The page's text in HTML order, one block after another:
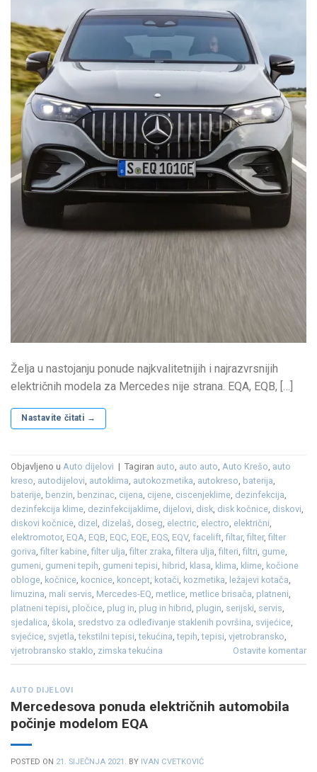
Želja u nastojanju ponude najkvalitetnijih i najrazvrsnijih
električnih modela za Mercedes nije strana. EQA, EQB, […]
Nastavite čitati →
Objavljeno u Auto dijelovi | Tagiran auto, auto auto, Auto Krešo, auto
kreso, autodijelovi, autoklima, autokozmetika, autokreso, baterija,
baterije, benzin, benzinac, cijena, cijene, ciscenjeklime, dezinfekcija,
dezinfekcija klime, dezinfekcijaklime, dijelovi, disk, disk kočnice, diskovi,
diskovi kočnice, dizel , dizelaš, doseg, electric, electro, električni,
elektromotor, EQA, EQB, EQC, EQE, EQS, EQV, facelift,filtar,filter,filter
goriva,filter kabine,filter ulja,filter zraka,filtera ulja,filteri,filtri, gume,
gumeni, gumeni tepih, gumeni tepisi, hibrid, klasa, klima, klime, kočione
obloge, kočnice, kocnice, koncept, kotači, kozmetika, ležajevi kotača,
limuzina, mali servis, Mercedes-EQ, metlice, metlice brisača, platneni,
platneni tepisi, pločice, plug in, plug in hibrid, plugin, serijski, servis,
sjedalica, škola, sredstvo za odleđivanje staklenih površina, svijećice,
svjećice, svjetla,tekstilni tepisi,tekućina,tepih,tepisi, vjetrobransko,
vjetrobransko staklo, zimska tekućina Ostavite komentar
AUTO DIJELOVI
Mercedesova ponuda električnih automobila
počinje modelom EQA
POSTED ON 21. SIJEČNJA 2021. BY IVAN CVETKOVIĆ